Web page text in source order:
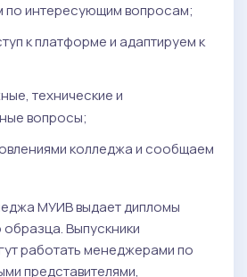
по интересующим вопросам;
к платформе и адаптируем к
технические и
вопросы;
колледжа и сообщаем
МУИВ выдает дипломы
Выпускники
работать менеджерами по
представителями,